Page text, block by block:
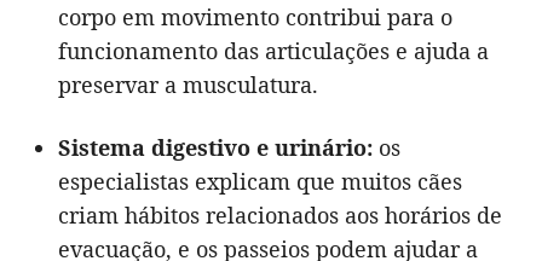
corpo em movimento contribui para o
funcionamento das articulações e ajuda a
preservar a musculatura.
Sistema digestivo e urinário: os
especialistas explicam que muitos cães
criam hábitos relacionados aos horários de
evacuação, e os passeios podem ajudar a